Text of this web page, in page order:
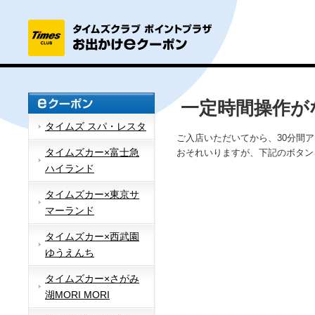
タイムズ スパ・レスタ
タイムズカー×富士急
ハイランド
タイムズカー×東京サ
マーランド
タイムズカー×西武園
ゆうえんち
タイムズカー×さがみ
湖MORI MORI
一定時間操作
ご入店いただいてから、30分間
おそれいりますが、下記のボタ